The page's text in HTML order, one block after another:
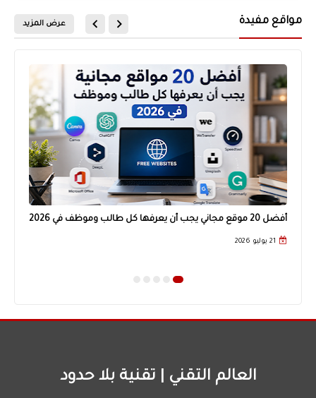
مواقع مفيدة عرض المزيد
أفضل 20 موقع مجاني يجب أن يعرفها كل طالب وموظف في 2026
21 يوليو 2026
العالم التقني | تقنية بلا حدود